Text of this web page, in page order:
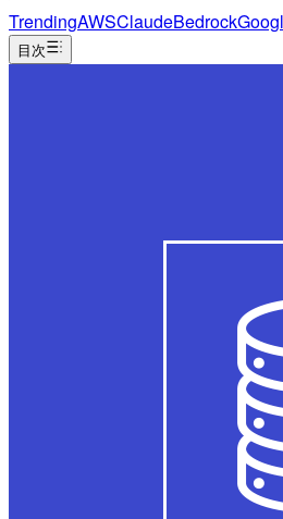
TrendingAWSClaudeBedrock
目次